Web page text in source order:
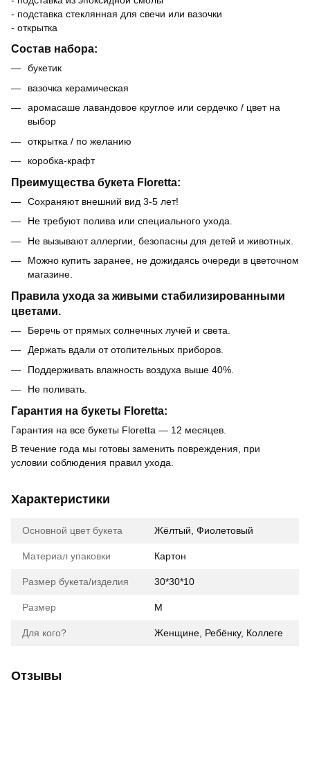
- подставка стеклянная для свечи или вазочки
- открытка
Состав набора:
букетик
вазочка керамическая
аромасаше лавандовое круглое или сердечко / цвет на
выбор
открытка / по желанию
коробка-крафт
Преимущества букета Floretta:
Сохраняют внешний вид 3-5 лет!
Не требуют полива или специального ухода.
Не вызывают аллергии, безопасны для детей и животных.
Можно купить заранее, не дожидаясь очереди в цветочном
магазине.
Правила ухода за живыми стабилизированными
цветами.
Беречь от прямых солнечных лучей и света.
Держать вдали от отопительных приборов.
Поддерживать влажность воздуха выше 40%.
Не поливать.
Гарантия на букеты Floretta:
Гарантия на все букеты Floretta — 12 месяцев.
В течение года мы готовы заменить повреждения, при
условии соблюдения правил ухода.
Характеристики
Основной цвет букета Жёлтый, Фиолетовый
Материал упаковки Картон
Размер букета/изделия 30*30*10
Размер М
Для кого? Женщине, Ребёнку, Коллеге
Отзывы